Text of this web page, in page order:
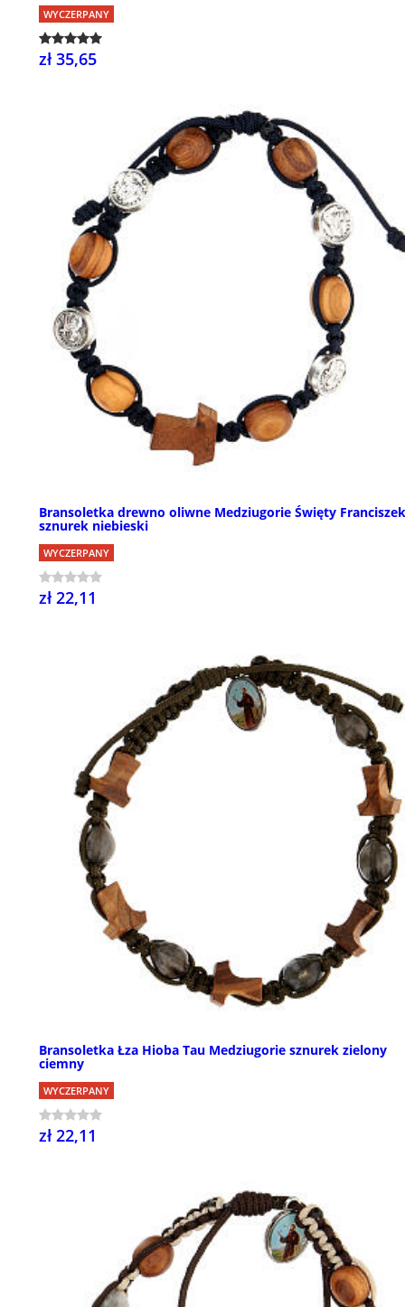
WYCZERPANY
zł 35,65
Bransoletka drewno oliwne Medziugorie Święty Franciszek
sznurek niebieski
WYCZERPANY
zł 22,11
Bransoletka Łza Hioba Tau Medziugorie sznurek zielony
ciemny
WYCZERPANY
zł 22,11